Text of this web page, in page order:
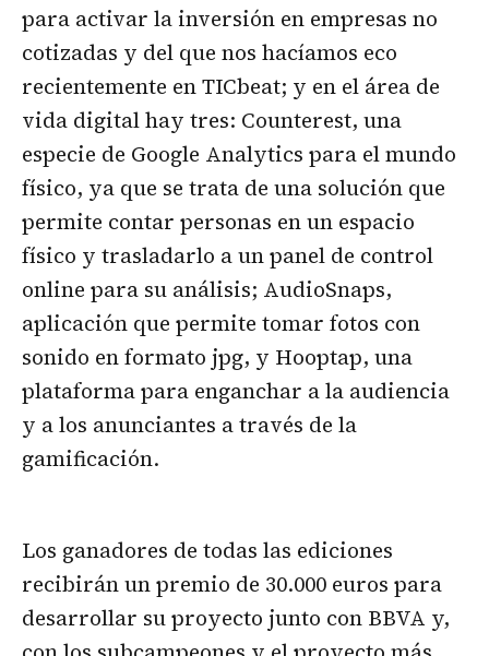
para activar la inversión en empresas no
cotizadas y del que nos hacíamos eco
recientemente en TICbeat; y en el área de
vida digital hay tres: Counterest, una
especie de Google Analytics para el mundo
físico, ya que se trata de una solución que
permite contar personas en un espacio
físico y trasladarlo a un panel de control
online para su análisis; AudioSnaps,
aplicación que permite tomar fotos con
sonido en formato jpg, y Hooptap, una
plataforma para enganchar a la audiencia
y a los anunciantes a través de la
gamificación.
Los ganadores de todas las ediciones
recibirán un premio de 30.000 euros para
desarrollar su proyecto junto con BBVA y,